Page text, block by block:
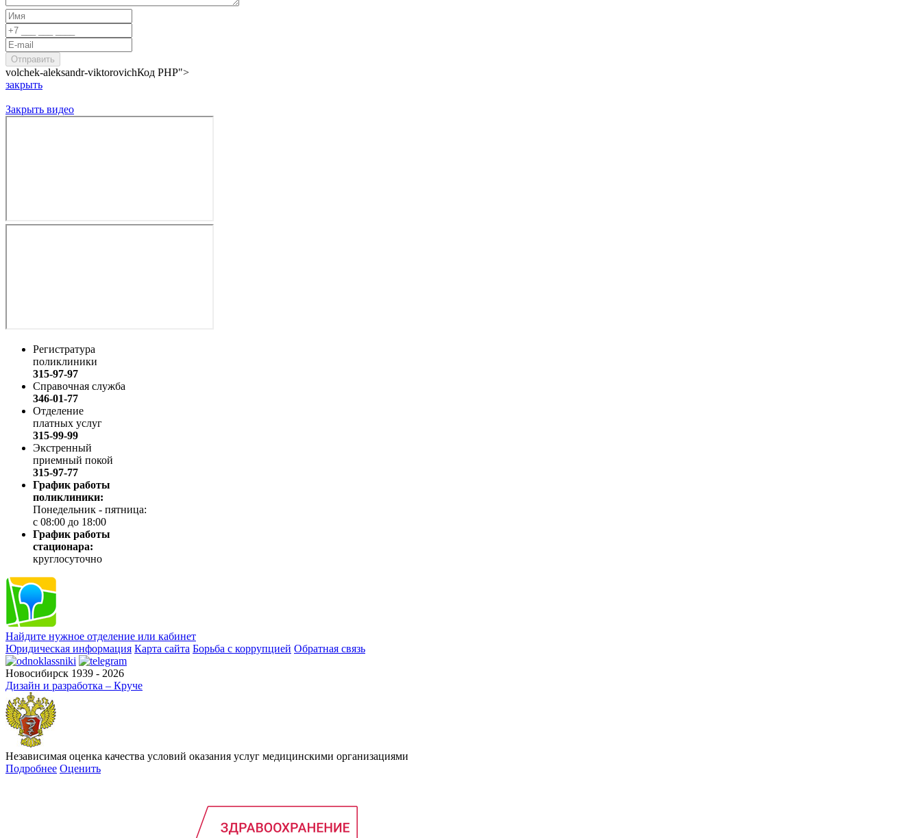
volchek-aleksandr-viktorovichКод PHP">
закрыть
Закрыть видео
Регистратура
поликлиники
315-97-97
Справочная служба
346-01-77
Отделение
платных услуг
315-99-99
Экстренный
приемный покой
315-97-77
График работы
поликлиники:
Понедельник - пятница:
с 08:00 до 18:00
График работы
стационара:
круглосуточно
Найдите нужное отделение или кабинет
Юридическая информация Карта сайта Борьба с коррупцией Обратная связь
Новосибирск 1939 - 2026
Дизайн и разработка – Круче
Независимая оценка качества условий оказания услуг медицинскими организациями
Подробнее Оценить